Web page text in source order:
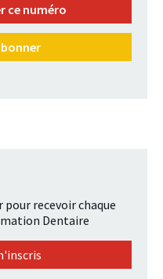
ce numéro
recevoir chaque
Dentaire